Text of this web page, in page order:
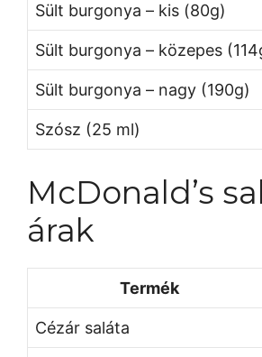
Sült burgonya – kis (80g)
Sült burgonya – közepes
Sült burgonya – nagy (190g)
Szósz (25 ml)
McDonald’s
árak
Termék
Cézár saláta